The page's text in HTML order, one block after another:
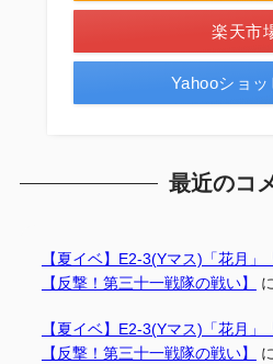
楽天市
Yahooショ
最近のコ
【夏イベ】E2-3(Yマス)「花月
【反撃！第三十一戦隊の戦い】
【夏イベ】E2-3(Yマス)「花月
【反撃！第三十一戦隊の戦い】